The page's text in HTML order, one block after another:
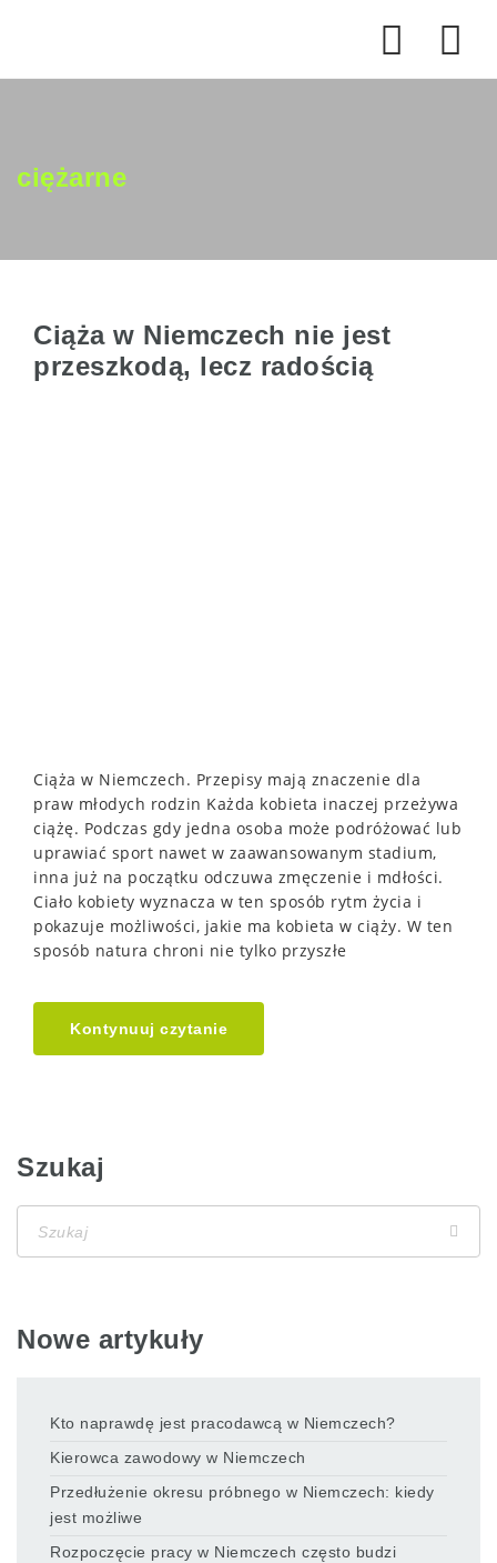
ciężarne
Ciąża w Niemczech nie jest
przeszkodą, lecz radością
Ciąża w Niemczech. Przepisy mają znaczenie dla
praw młodych rodzin Każda kobieta inaczej przeżywa
ciążę. Podczas gdy jedna osoba może podróżować lub
uprawiać sport nawet w zaawansowanym stadium,
inna już na początku odczuwa zmęczenie i mdłości.
Ciało kobiety wyznacza w ten sposób rytm życia i
pokazuje możliwości, jakie ma kobieta w ciąży. W ten
sposób natura chroni nie tylko przyszłe
Kontynuuj czytanie
Szukaj
Nowe artykuły
Kto naprawdę jest pracodawcą w Niemczech?
Kierowca zawodowy w Niemczech
Przedłużenie okresu próbnego w Niemczech: kiedy
jest możliwe
Rozpoczęcie pracy w Niemczech często budzi